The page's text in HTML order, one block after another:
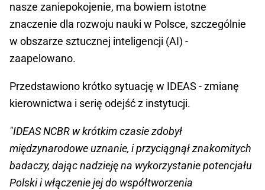
nasze zaniepokojenie, ma bowiem istotne
znaczenie dla rozwoju nauki w Polsce, szczególnie
w obszarze sztucznej inteligencji (AI) -
zaapelowano.
Przedstawiono krótko sytuację w IDEAS - zmianę
kierownictwa i serię odejść z instytucji.
"IDEAS NCBR w krótkim czasie zdobył
międzynarodowe uznanie, i przyciągnął znakomitych
badaczy, dając nadzieję na wykorzystanie potencjału
Polski i włączenie jej do współtworzenia